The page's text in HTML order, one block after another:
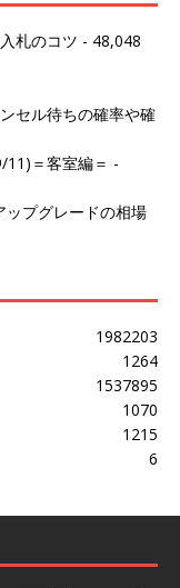
札のコツ - 48,048
セル待ちの確率や確
11)＝客室編＝ -
プグレードの相場
1982203
1264
1537895
1070
1215
6